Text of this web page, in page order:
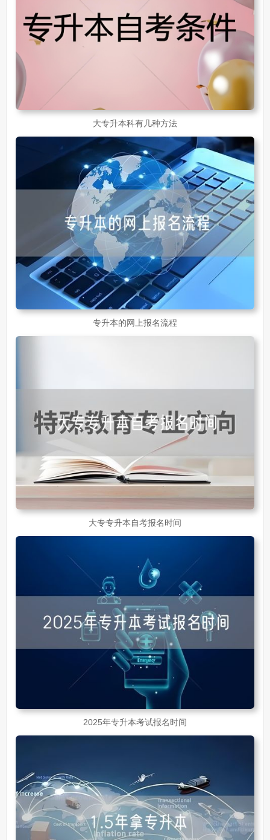
成人初中学历怎么提升中专学历啊
大专升本科有几种方法
专升本的网上报名流程
大专专升本自考报名时间
2025年专升本考试报名时间